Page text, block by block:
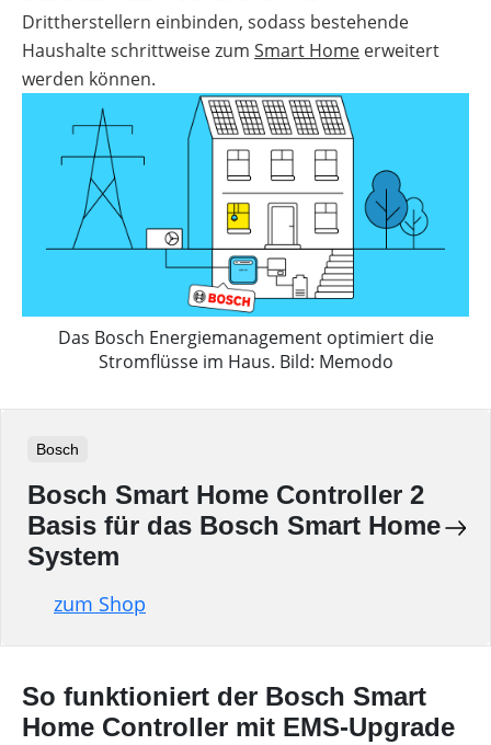
Drittherstellern einbinden, sodass bestehende
Haushalte schrittweise zum Smart Home erweitert
werden können.
Das Bosch Energiemanagement optimiert die
Stromflüsse im Haus. Bild: Memodo
Bosch
Bosch Smart Home Controller 2
Basis für das Bosch Smart Home
System
zum Shop
So funktioniert der Bosch Smart
Home Controller mit EMS-Upgrade